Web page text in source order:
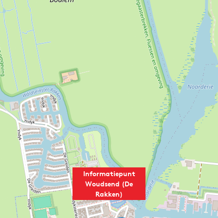
Informatiepunt
Woudsend (De
Rakken)